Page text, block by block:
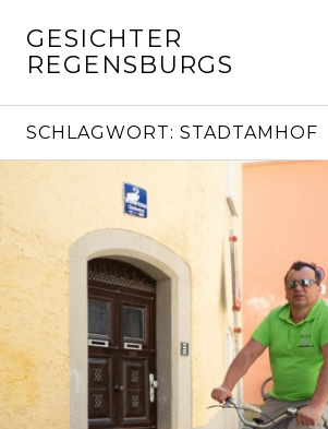
zum
Inhalt
GESICHTER
REGENSBURGS
SCHLAGWORT: STADTAMHOF